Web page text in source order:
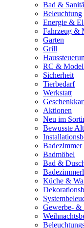
Bad &
Beleuchtung
Energie &
Fahrzeug &
Garten
Grill
RC &
Sicherheit
Tierbedarf
Werkstatt
Aktionen
Neu im
Bewusste
Badezimmer
Badmöbel
Bad &
Küche &
Gewerbe- &